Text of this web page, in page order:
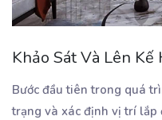
Khảo Sát Và Lên
Bước đầu tiên trong quá
trạng và xác định vị trí lắp